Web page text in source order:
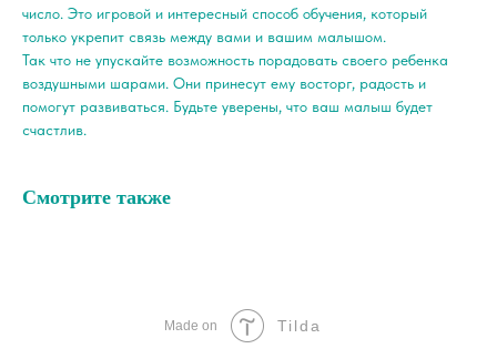
число. Это игровой и интересный способ обучения, который
только укрепит связь между вами и вашим малышом.
Так что не упускайте возможность порадовать своего ребенка
воздушными шарами. Они принесут ему восторг, радость и
помогут развиваться. Будьте уверены, что ваш малыш будет
счастлив.
Смотрите также
Made on Tilda